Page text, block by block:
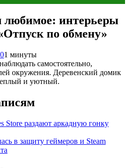
любимое: интерьеры
по обмену»
01 минуты
самостоятельно,
окружения. Деревенский домик
и уютный.
Store раздают аркадную гонку
в защиту геймеров и Steam